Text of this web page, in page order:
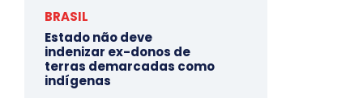
BRASIL
Estado não deve
indenizar ex-donos de
terras demarcadas como
indígenas